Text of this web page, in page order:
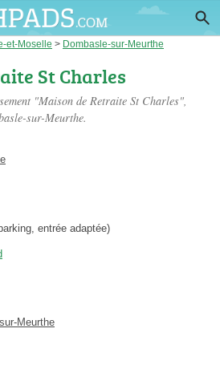
et-Moselle > Dombasle-sur-Meurthe
St Charles
"Maison de Retraite St Charles",
sur-Meurthe.
entrée adaptée)
Meurthe